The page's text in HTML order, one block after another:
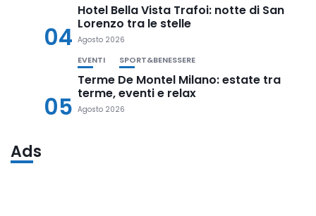
04
Hotel Bella Vista Trafoi: notte di San
Lorenzo tra le stelle
Agosto 2026
05
EVENTI SPORT&BENESSERE
Terme De Montel Milano: estate tra
terme, eventi e relax
Agosto 2026
Ads